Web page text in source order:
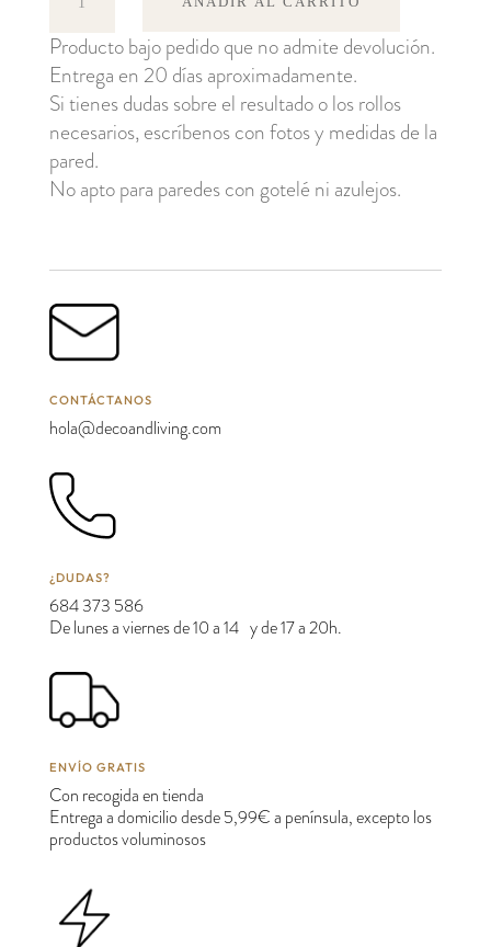
cantidad
Producto bajo pedido que no admite devolución.
Entrega en 20 días aproximadamente.
Si tienes dudas sobre el resultado o los rollos
necesarios, escríbenos con fotos y medidas de la
pared.
No apto para paredes con gotelé ni azulejos.
CONTÁCTANOS
hola@decoandliving.com
¿DUDAS?
684 373 586
De lunes a viernes de 10 a 14 y de 17 a 20h.
ENVÍO GRATIS
Con recogida en tienda
Entrega a domicilio desde 5,99€ a península, excepto los
productos voluminosos